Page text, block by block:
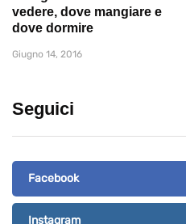
vedere, dove mangiare e
dove dormire
Giugno 14, 2016
Seguici
Facebook
Instagram